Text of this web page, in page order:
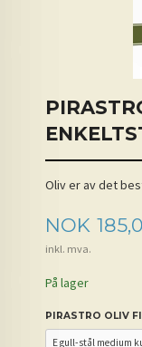
Oliv er av det
Pris
NOK
inkl. mva.
På lager
PIRASTRO OLIV